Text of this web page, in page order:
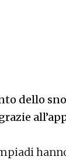
dello